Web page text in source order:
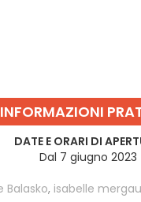
INFORMAZIONI
DATE E ORARI DI
Dal 7 giugno 2023
Balasko, isabelle